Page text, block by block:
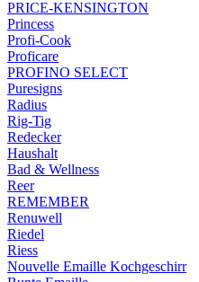
PRICE-KENSINGTON
Princess
Profi-Cook
Proficare
PROFINO SELECT
Puresigns
Radius
Rig-Tig
Redecker
Haushalt
Bad & Wellness
Reer
REMEMBER
Renuwell
Riedel
Riess
Nouvelle Emaille Kochgeschirr